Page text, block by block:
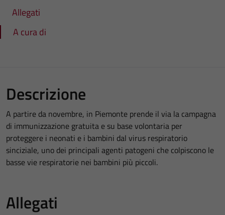
Allegati
A cura di
Descrizione
A partire da novembre, in Piemonte prende il via la campagna
di immunizzazione gratuita e su base volontaria per
proteggere i neonati e i bambini dal virus respiratorio
sinciziale, uno dei principali agenti patogeni che colpiscono le
basse vie respiratorie nei bambini più piccoli.
Allegati